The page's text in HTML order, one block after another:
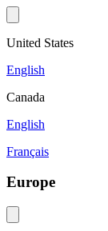
United States
English
Canada
English
Français
Europe